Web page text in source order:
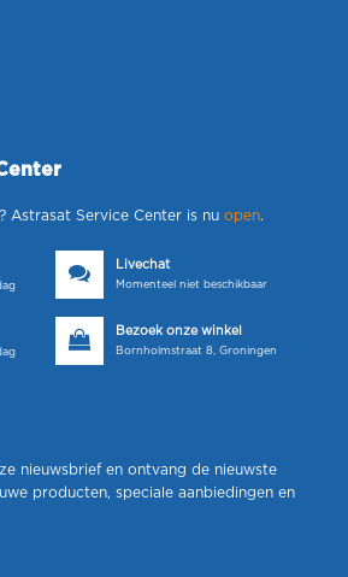
Astrasat Service Center is nu open.
Livechat
Momenteel niet beschikbaar
Bezoek onze winkel
Bornholmstraat 8, Groningen
nieuwsbrief en ontvang de nieuwste
producten, speciale aanbiedingen en